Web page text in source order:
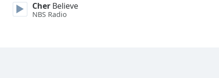
Close
Modal
Dialog
Cher Believe
NBS Radio